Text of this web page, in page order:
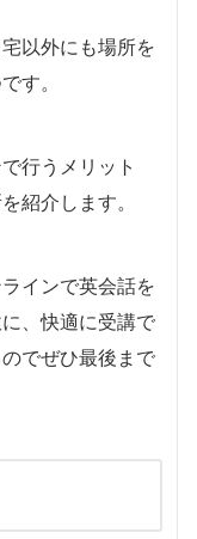
以外にも場所を
す。
行うメリット
紹介します。
インで英会話を
、快適に受講で
でぜひ最後まで